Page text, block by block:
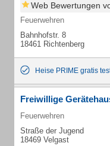
Web Bewertungen
Feuerwehren
Bahnhofstr. 8
18461 Richtenberg
Heise PRIME gratis
Freiwillige
Feuerwehren
Straße der Jugend
18469 Velgast